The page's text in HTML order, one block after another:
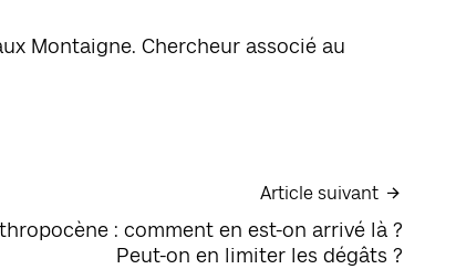
Montaigne. Chercheur associé au
Article suivant
: comment en est-on arrivé là ?
Peut-on en limiter les dégâts ?